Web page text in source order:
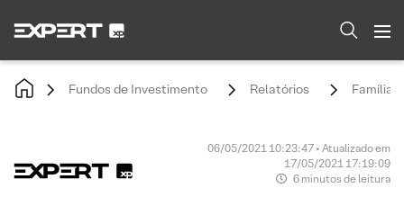
Fundos de Investimento Relatórios Famílias
06/05/2021 10:23:47 • Atualizado em
17/05/2021 17:19:09
6 minutos de leitura